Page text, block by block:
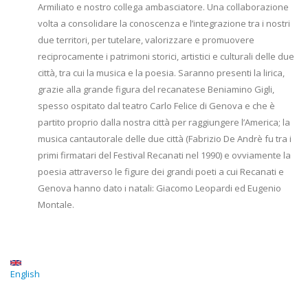
Armiliato e nostro collega ambasciatore. Una collaborazione
volta a consolidare la conoscenza e l’integrazione tra i nostri
due territori, per tutelare, valorizzare e promuovere
reciprocamente i patrimoni storici, artistici e culturali delle due
città, tra cui la musica e la poesia. Saranno presenti la lirica,
grazie alla grande figura del recanatese Beniamino Gigli,
spesso ospitato dal teatro Carlo Felice di Genova e che è
partito proprio dalla nostra città per raggiungere l’America; la
musica cantautorale delle due città (Fabrizio De Andrè fu tra i
primi firmatari del Festival Recanati nel 1990) e ovviamente la
poesia attraverso le figure dei grandi poeti a cui Recanati e
Genova hanno dato i natali: Giacomo Leopardi ed Eugenio
Montale.
English